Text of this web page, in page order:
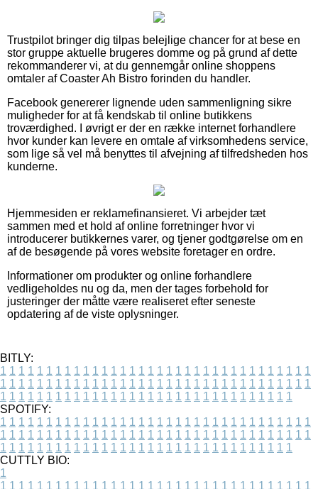
Trustpilot bringer dig tilpas belejlige chancer for at bese en
stor gruppe aktuelle brugeres domme og på grund af dette
rekommanderer vi, at du gennemgår online shoppens
omtaler af Coaster Ah Bistro forinden du handler.
Facebook genererer lignende uden sammenligning sikre
muligheder for at få kendskab til online butikkens
troværdighed. I øvrigt er der en række internet forhandlere
hvor kunder kan levere en omtale af virksomhedens service,
som lige så vel må benyttes til afvejning af tilfredsheden hos
kunderne.
Hjemmesiden er reklamefinansieret. Vi arbejder tæt
sammen med et hold af online forretninger hvor vi
introducerer butikkernes varer, og tjener godtgørelse om en
af de besøgende på vores website foretager en ordre.
Informationer om produkter og online forhandlere
vedligeholdes nu og da, men der tages forbehold for
justeringer der måtte være realiseret efter seneste
opdatering af de viste oplysninger.
BITLY:
1 1 1 1 1 1 1 1 1 1 1 1 1 1 1 1 1 1 1 1 1 1 1 1 1 1 1 1 1 1 1 1 1 1
1 1 1 1 1 1 1 1 1 1 1 1 1 1 1 1 1 1 1 1 1 1 1 1 1 1 1 1 1 1 1 1 1 1
1 1 1 1 1 1 1 1 1 1 1 1 1 1 1 1 1 1 1 1 1 1 1 1 1 1 1 1 1 1 1 1
SPOTIFY:
1 1 1 1 1 1 1 1 1 1 1 1 1 1 1 1 1 1 1 1 1 1 1 1 1 1 1 1 1 1 1 1 1 1
1 1 1 1 1 1 1 1 1 1 1 1 1 1 1 1 1 1 1 1 1 1 1 1 1 1 1 1 1 1 1 1 1 1
1 1 1 1 1 1 1 1 1 1 1 1 1 1 1 1 1 1 1 1 1 1 1 1 1 1 1 1 1 1 1 1
CUTTLY BIO:
1
1 1 1 1 1 1 1 1 1 1 1 1 1 1 1 1 1 1 1 1 1 1 1 1 1 1 1 1 1 1 1 1 1 1